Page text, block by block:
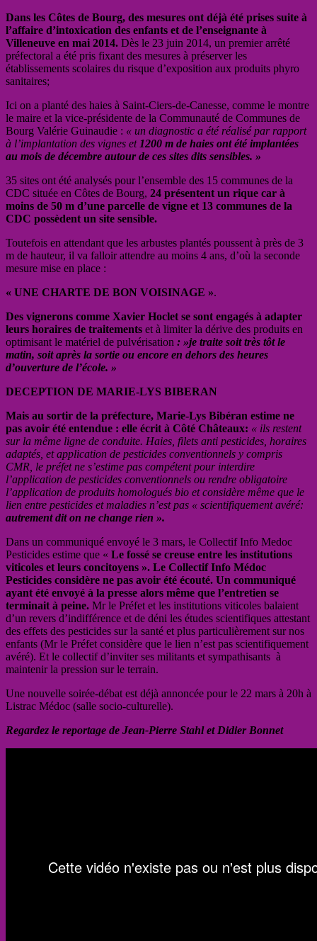
Dans les Côtes de Bourg, des mesures ont déjà été prises suite à
l’affaire d’intoxication des enfants et de l’enseignante à
Villeneuve en mai 2014. Dès le 23 juin 2014, un premier arrêté
préfectoral a été pris fixant des mesures à préserver les
établissements scolaires du risque d’exposition aux produits phyro
sanitaires;
Ici on a planté des haies à Saint-Ciers-de-Canesse, comme le montre
le maire et la vice-présidente de la Communauté de Communes de
Bourg Valérie Guinaudie : « un diagnostic a été réalisé par rapport
à l’implantation des vignes et 1200 m de haies ont été implantées
au mois de décembre autour de ces sites dits sensibles. »
35 sites ont été analysés pour l’ensemble des 15 communes de la
CDC située en Côtes de Bourg, 24 présentent un rique car à
moins de 50 m d’une parcelle de vigne et 13 communes de la
CDC possèdent un site sensible.
Toutefois en attendant que les arbustes plantés poussent à près de 3
m de hauteur, il va falloir attendre au moins 4 ans, d’où la seconde
mesure mise en place :
« UNE CHARTE DE BON VOISINAGE ».
Des vignerons comme Xavier Hoclet se sont engagés à adapter
leurs horaires de traitements et à limiter la dérive des produits en
optimisant le matériel de pulvérisation : »je traite soit très tôt le
matin, soit après la sortie ou encore en dehors des heures
d’ouverture de l’école. »
DECEPTION DE MARIE-LYS BIBERAN
Mais au sortir de la préfecture, Marie-Lys Bibéran estime ne
pas avoir été entendue : elle écrit à Côté Châteaux: « ils restent
sur la même ligne de conduite. Haies, filets anti pesticides, horaires
adaptés, et application de pesticides conventionnels y compris
CMR, le préfet ne s’estime pas compétent pour interdire
l’application de pesticides conventionnels ou rendre obligatoire
l’application de produits homologués bio et considère même que le
lien entre pesticides et maladies n’est pas « scientifiquement avéré:
autrement dit on ne change rien ».
Dans un communiqué envoyé le 3 mars, le Collectif Info Medoc
Pesticides estime que « Le fossé se creuse entre les institutions
viticoles et leurs concitoyens ». Le Collectif Info Médoc
Pesticides considère ne pas avoir été écouté. Un communiqué
ayant été envoyé à la presse alors même que l’entretien se
terminait à peine. Mr le Préfet et les institutions viticoles balaient
d’un revers d’indifférence et de déni les études scientifiques attestant
des effets des pesticides sur la santé et plus particulièrement sur nos
enfants (Mr le Préfet considère que le lien n’est pas scientifiquement
avéré). Et le collectif d’inviter ses militants et sympathisants à
maintenir la pression sur le terrain.
Une nouvelle soirée-débat est déjà annoncée pour le 22 mars à 20h à
Listrac Médoc (salle socio-culturelle).
Regardez le reportage de Jean-Pierre Stahl et Didier Bonnet